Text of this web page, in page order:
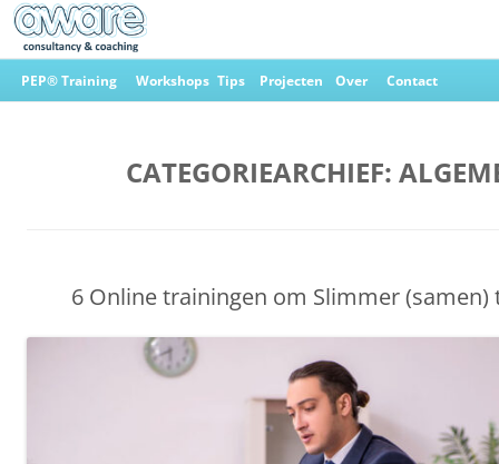
Ga
naar
PEP® Training Workshops Tips Projecten Over Contact
CATEGORIEARCHIEF:
6 Online trainingen om Slimmer (samen)